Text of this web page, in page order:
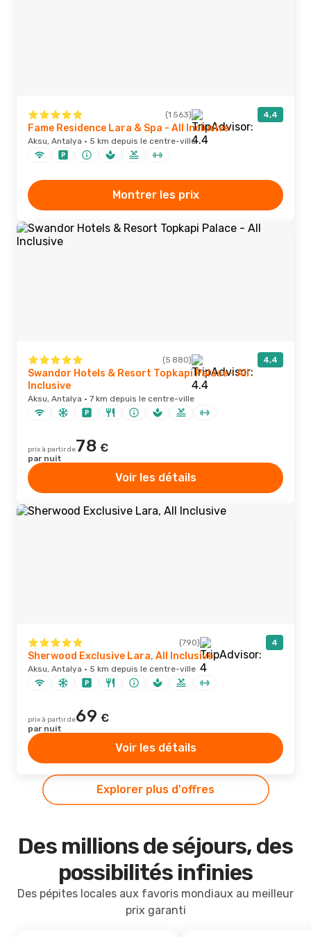
(1 563) 4,4
Fame Residence Lara & Spa - All Inclusive
Aksu, Antalya · 5 km depuis le centre-ville
Montrer les prix
(5 880) 4,4
Swandor Hotels & Resort Topkapi Palace - All
Inclusive
Aksu, Antalya · 7 km depuis le centre-ville
prix à partir de78 €
par nuit
Voir les détails
(790) 4
Sherwood Exclusive Lara, All Inclusive
Aksu, Antalya · 5 km depuis le centre-ville
prix à partir de69 €
par nuit
Voir les détails
Explorer plus d'offres
Des millions de séjours, des
possibilités infinies
Des pépites locales aux favoris mondiaux au meilleur
prix garanti